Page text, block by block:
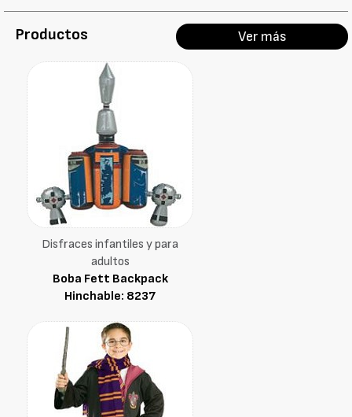
Productos Ver más
Disfraces infantiles y para
adultos
Boba Fett Backpack
Hinchable: 8237